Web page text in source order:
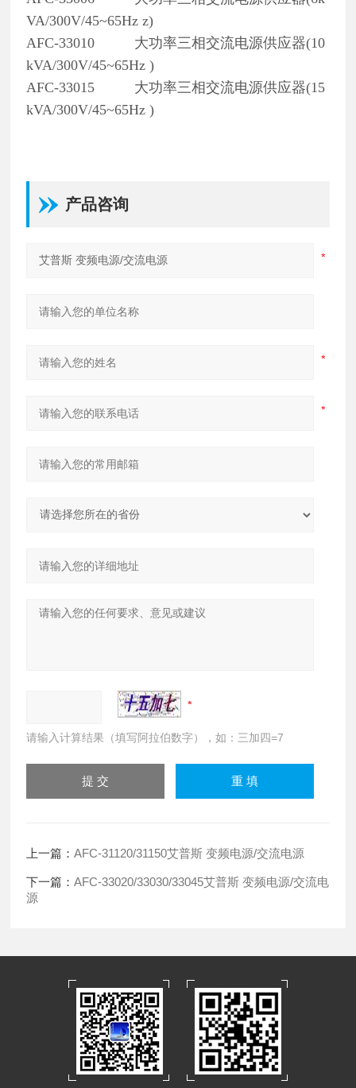
VA/300V/45~65Hz z)
AFC-33010 大功率三相交流电源供应器(10
kVA/300V/45~65Hz )
AFC-33015 大功率三相交流电源供应器(15
kVA/300V/45~65Hz )
产品咨询
请输入计算结果（填写阿拉伯数字），如：三加四=7
上一篇：AFC-31120/31150艾普斯 变频电源/交流电源
下一篇：AFC-33020/33030/33045艾普斯 变频电源/交流电
源